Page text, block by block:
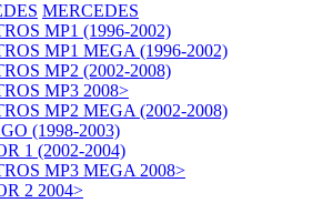
MERCEDES
MP1 (1996-2002)
MP1 MEGA (1996-2002)
MP2 (2002-2008)
MP3 2008>
MP2 MEGA (2002-2008)
(1998-2003)
1 (2002-2004)
MP3 MEGA 2008>
2 2004>